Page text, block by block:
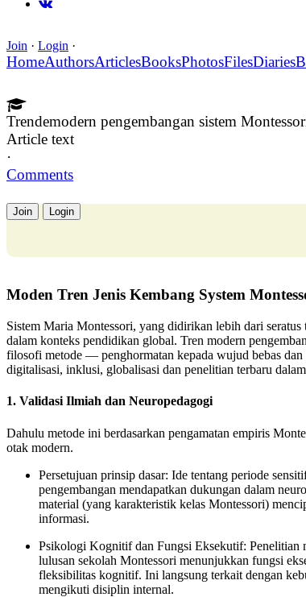
Join · Login ·
HomeAuthorsArticlesBooksPhotosFilesDiaries
Trendemodern pengembangan sistem
Article text
·
Comments
Join Login
Moden Tren Jenis Kembang System
Sistem Maria Montessori, yang didirikan lebih dari
dalam konteks pendidikan global. Tren modern
filosofi metode — penghormatan kepada wujud bebas
digitalisasi, inklusi, globalisasi dan penelitian terbaru
1. Validasi Ilmiah dan Neuropedagogi
Dahulu metode ini berdasarkan pengamatan empiris
otak modern.
Persetujuan prinsip dasar: Ide tentang periode
pengembangan mendapatkan dukungan dalam
material (yang karakteristik kelas Montessori)
informasi.
Psikologi Kognitif dan Fungsi Eksekutif: Penelitian
lulusan sekolah Montessori menunjukkan fungsi
fleksibilitas kognitif. Ini langsung terkait dengan
mengikuti disiplin internal.